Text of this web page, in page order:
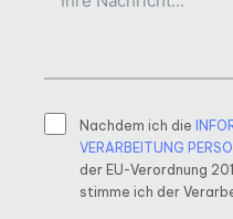
Nachdem ich die
VERARBEITUNG
der EU-Verordnung
stimme ich der